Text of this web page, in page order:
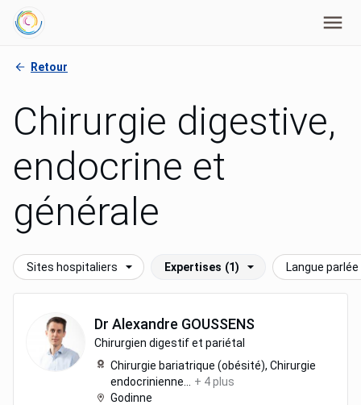
Retour
Chirurgie digestive,
endocrine et
générale
Sites hospitaliers Expertises (1) Langue parlée
Dr Alexandre GOUSSENS
Chirurgien digestif et pariétal
Chirurgie bariatrique (obésité), Chirurgie
endocrinienne
+ 4plus
Godinne